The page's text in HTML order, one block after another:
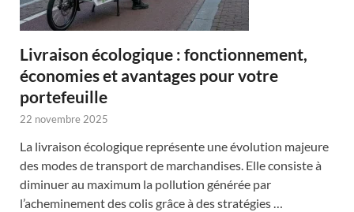
Livraison écologique : fonctionnement,
économies et avantages pour votre
portefeuille
22 novembre 2025
La livraison écologique représente une évolution majeure
des modes de transport de marchandises. Elle consiste à
diminuer au maximum la pollution générée par
l’acheminement des colis grâce à des stratégies …